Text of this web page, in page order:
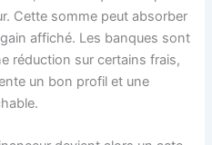
Cette somme peut absorber
affiché. Les banques sont
réduction sur certains frais,
un bon profil et une